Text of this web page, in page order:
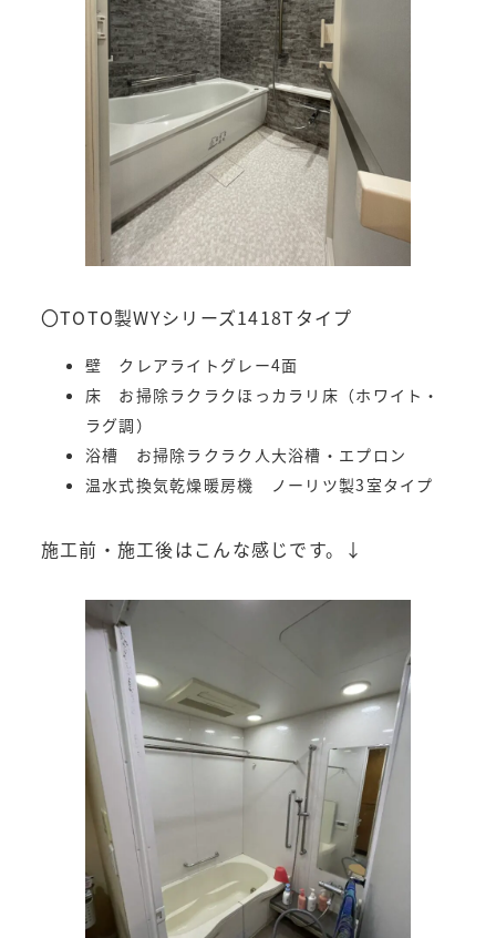
〇TOTO製WYシリーズ1418Tタイプ
壁 クレアライトグレー4面
床 お掃除ラクラクほっカラリ床（ホワイト・
ラグ調）
浴槽 お掃除ラクラク人大浴槽・エプロン
温水式換気乾燥暖房機 ノーリツ製3室タイプ
施工前・施工後はこんな感じです。↓